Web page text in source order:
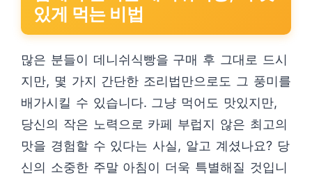
있게 먹는 비법
많은 분들이 데니쉬식빵을 구매 후 그대로 드시
지만, 몇 가지 간단한 조리법만으로도 그 풍미를
배가시킬 수 있습니다. 그냥 먹어도 맛있지만,
당신의 작은 노력으로 카페 부럽지 않은 최고의
맛을 경험할 수 있다는 사실, 알고 계셨나요? 당
신의 소중한 주말 아침이 더욱 특별해질 것입니